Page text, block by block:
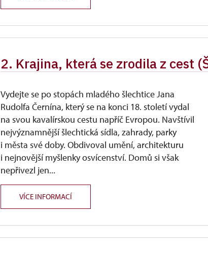
2. Krajina, která se zrodila z cest
Vydejte se po stopách mladého šlechtice Jana
Rudolfa Černína, který se na konci 18. století vydal
na svou kavalírskou cestu napříč Evropou. Navštívil
nejvýznamnější šlechtická sídla, zahrady, parky
i města své doby. Obdivoval umění, architekturu
i nejnovější myšlenky osvícenství. Domů si však
nepřivezl jen...
VÍCE INFORMACÍ